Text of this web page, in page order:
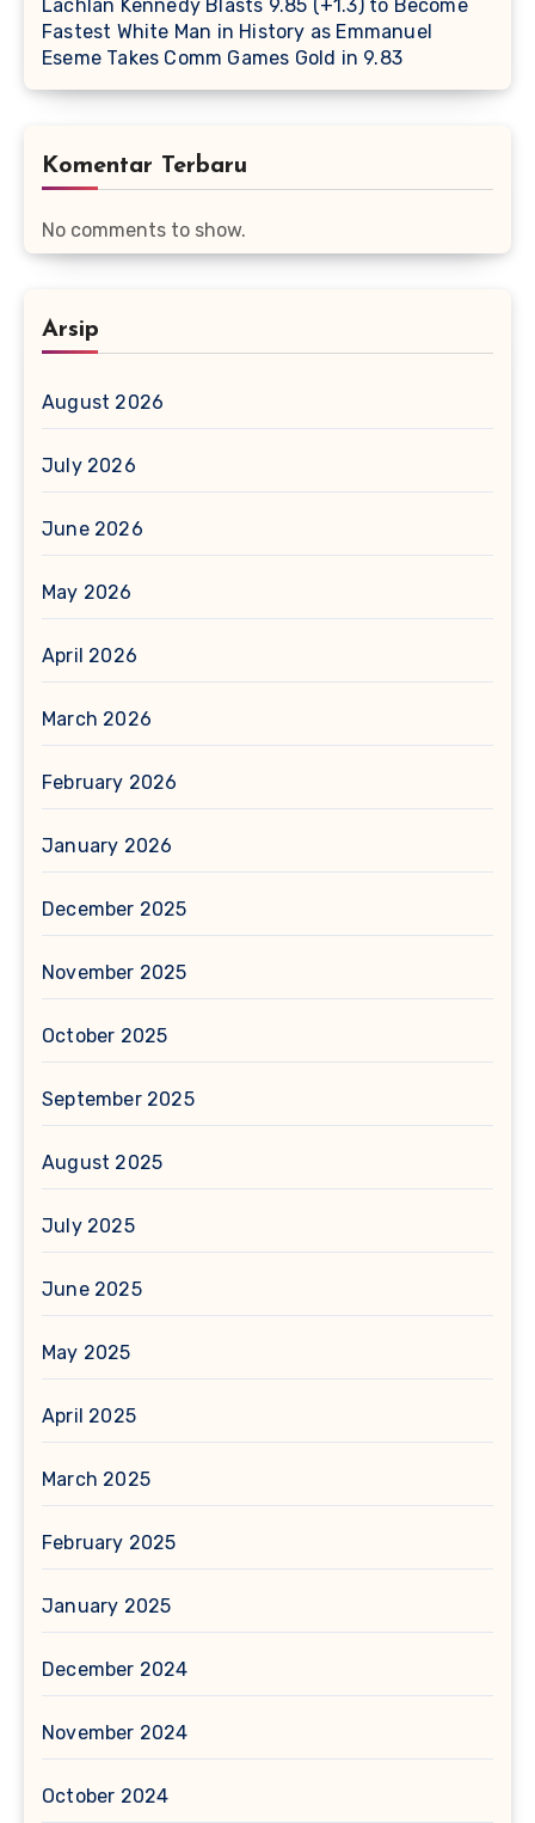
Lachlan Kennedy Blasts 9.85 (+1.3) to Become
Fastest White Man in History as Emmanuel
Eseme Takes Comm Games Gold in 9.83
Komentar Terbaru
No comments to show.
Arsip
August 2026
July 2026
June 2026
May 2026
April 2026
March 2026
February 2026
January 2026
December 2025
November 2025
October 2025
September 2025
August 2025
July 2025
June 2025
May 2025
April 2025
March 2025
February 2025
January 2025
December 2024
November 2024
October 2024